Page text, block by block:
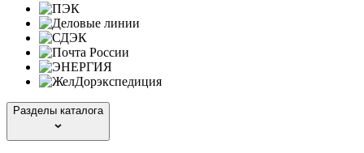
Разделы каталога